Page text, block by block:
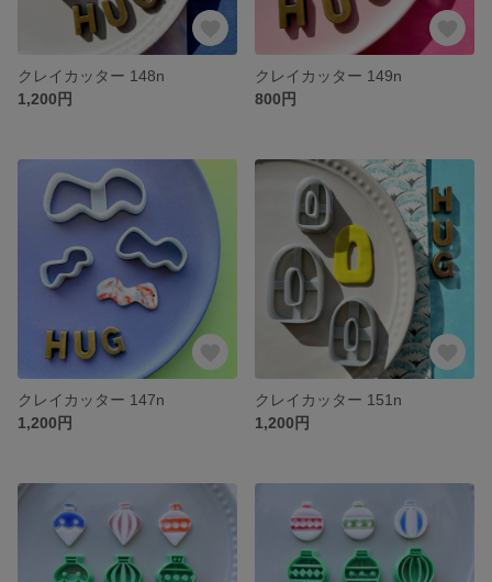
クレイカッター 148n
1,200円
クレイカッター 149n
800円
クレイカッター 147n
1,200円
クレイカッター 151n
1,200円